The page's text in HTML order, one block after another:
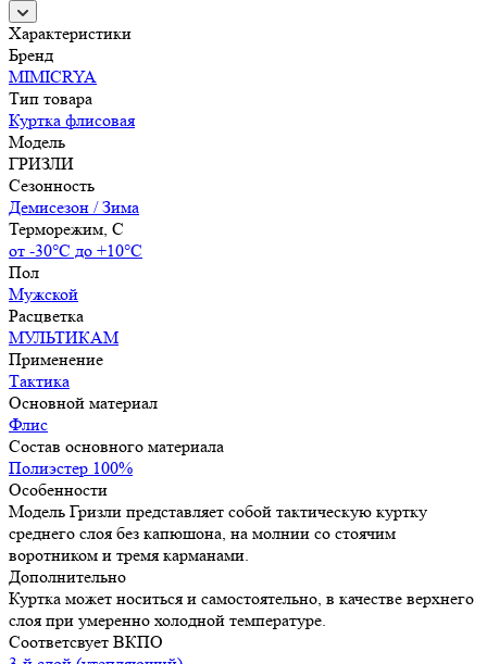
Характеристики
Бренд
MIMICRYA
Тип товара
Куртка флисовая
Модель
ГРИЗЛИ
Сезонность
Демисезон / Зима
Терморежим, C
от -30°С до +10°С
Пол
Мужской
Расцветка
МУЛЬТИКАМ
Применение
Тактика
Основной материал
Флис
Состав основного материала
Полиэстер 100%
Особенности
Модель Гризли представляет собой тактическую куртку
среднего слоя без капюшона, на молнии со стоячим
воротником и тремя карманами.
Дополнительно
Куртка может носиться и самостоятельно, в качестве верхнего
слоя при умеренно холодной температуре.
Соответсвует ВКПО